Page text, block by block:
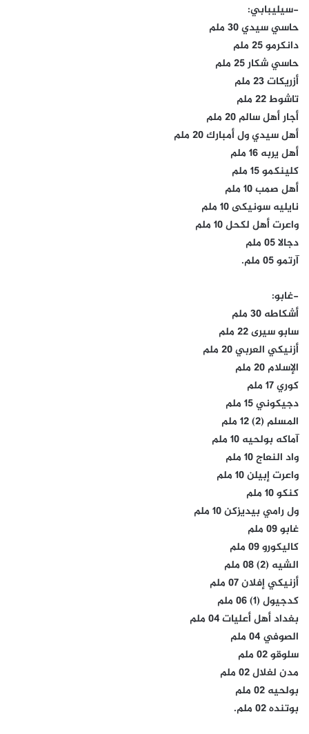
-سيليبابي:
حاسي سيدي 30 ملم
دانكرمو 25 ملم
حاسي شكار 25 ملم
أزريكات 23 ملم
تاشوط 22 ملم
أجار أهل سالم 20 ملم
أهل سيدي ول أمبارك 20 ملم
أهل يربه 16 ملم
كلينكمو 15 ملم
أهل صمب 10 ملم
نايليه سونيكى 10 ملم
واعرت أهل لكحل 10 ملم
دجالا 05 ملم
آرتمو 05 ملم.
-غابو:
أشكاطه 30 ملم
سابو سيرى 22 ملم
أزنيكي العربي 20 ملم
الإسلام 20 ملم
كوري 17 ملم
دجيكوني 15 ملم
المسلم (2) 12 ملم
آماكه بولحيه 10 ملم
واد النعاج 10 ملم
واعرت إبيلن 10 ملم
كنكو 10 ملم
ول رامي بيديزكن 10 ملم
غابو 09 ملم
كاليكورو 09 ملم
الشيه (2) 08 ملم
أزنيكي إفلان 07 ملم
كدجيول (1) 06 ملم
بغداد أهل أعليات 04 ملم
الصوفي 04 ملم
سلوقو 02 ملم
مدن لغلال 02 ملم
بولحيه 02 ملم
بوتنده 02 ملم.